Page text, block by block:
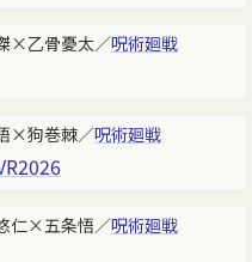
×乙骨憂太／呪術廻戦
×狗巻棘／呪術廻戦
仁×五条悟／呪術廻戦